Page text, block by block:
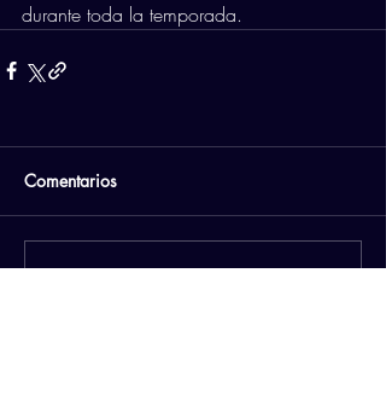
durante toda la temporada.
Comentarios
Escribir un comentario...